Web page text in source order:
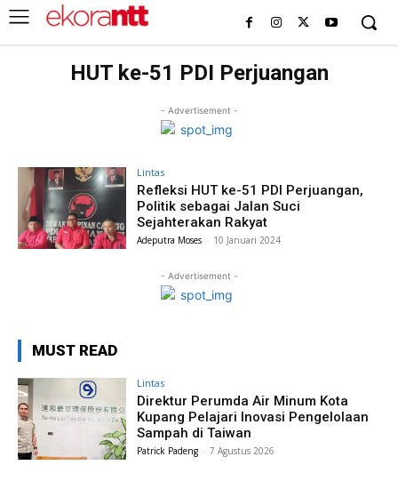
HUT ke-51 PDI Perjuangan
- Advertisement -
Lintas
Refleksi HUT ke-51 PDI Perjuangan,
Politik sebagai Jalan Suci
Sejahterakan Rakyat
Adeputra Moses - 10 Januari 2024
- Advertisement -
MUST READ
Lintas
Direktur Perumda Air Minum Kota
Kupang Pelajari Inovasi Pengelolaan
Sampah di Taiwan
Patrick Padeng - 7 Agustus 2026